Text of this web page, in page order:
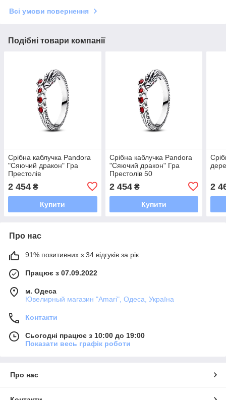
Всі умови повернення
Подібні товари компанії
Срібна каблучка Pandora
"Сяючий дракон" Гра
Престолів
2 454 ₴
Купити
Срібна каблучка Pandora
"Сяючий дракон" Гра
Престолів 50
2 454₴
Купити
2
Про нас
91% позитивних з 34 відгуків за рік
Працює з 07.09.2022
м. Одеса
Ювелирный магазин "Amari", Одеса, Україна
Контакти
Сьогодні працює з 10:00 до 19:00
Показати весь графік роботи
Про нас